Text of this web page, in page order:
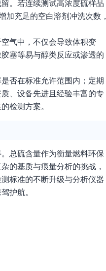
。若连续测试高浓度硫样品
加充足的空白溶剂冲洗次数，
气中，不仅会导致体积变
塞等易与醇类反应或渗透的
否在标准允许范围内；定期
、设备先进且经验丰富的专
检测方案。
总硫含量作为衡量燃料环保
的基质与痕量分析的挑战，
标准的不断升级与分析仪器
护航。